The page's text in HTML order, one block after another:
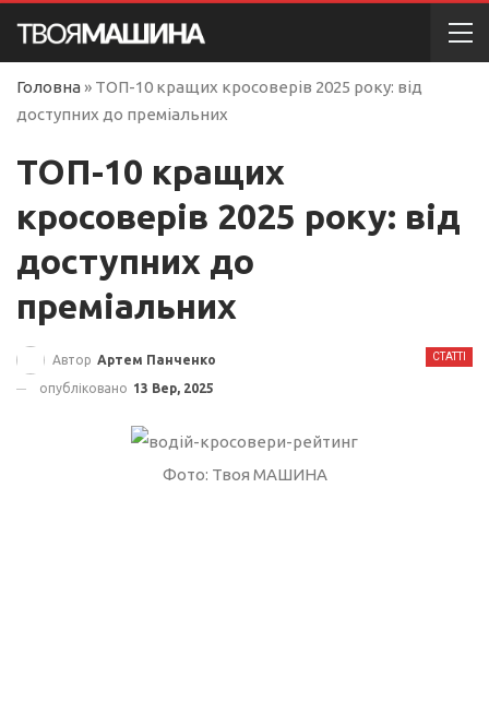
Головна » ТОП-10 кращих кросоверів 2025 року: від
доступних до преміальних
ТОП-10 кращих
кросоверів 2025 року: від
доступних до
преміальних
СТАТТІ
Автор Артем Панченко
опубліковано 13 Вер, 2025
Фото: Твоя МАШИНА